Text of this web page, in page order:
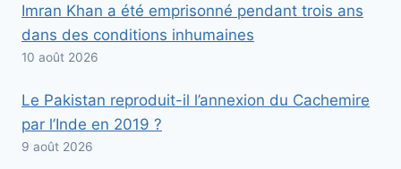
Imran Khan a été emprisonné pendant trois ans
dans des conditions inhumaines
10 août 2026
Le Pakistan reproduit-il l’annexion du Cachemire
par l’Inde en 2019 ?
9 août 2026